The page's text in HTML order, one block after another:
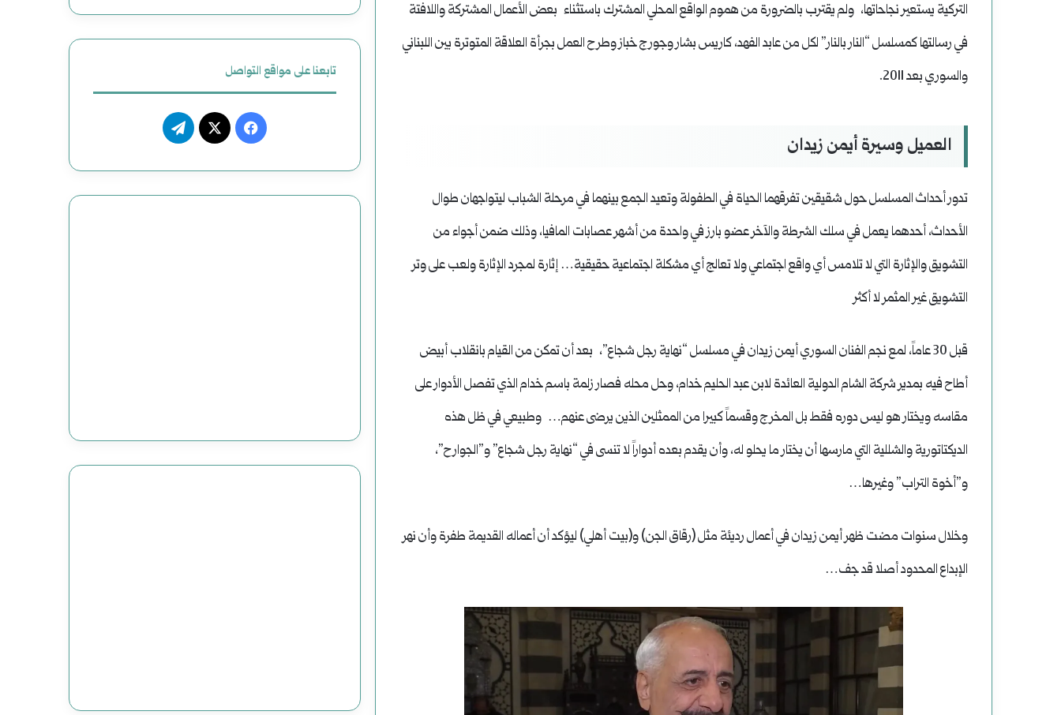
التركية يستعير نجاحاتها، ولم يقترب بالضرورة من هموم الواقع المحلي المشترك باستثناء بعض الأعمال المشتركة واللافتة
في رسالتها كمسلسل “النار بالنار” لكل من عابد الفهد، كاريس بشار وجورج خباز وطرح العمل بجرأة العلاقة المتوترة بين اللبناني
والسوري بعد 2011.
العميلوسيرة أيمن زيدان
تدور أحداث المسلسل حول شقيقين تفرقهما الحياة في الطفولة وتعيد الجمع بينهما في مرحلة الشباب ليتواجهان طوال
الأحداث، أحدهما يعمل في سلك الشرطة والآخر عضو بارز في واحدة من أشهر عصابات المافيا، وذلك ضمن أجواء من
التشويق والإثارة التي لا تلامس أي واقع اجتماعي ولا تعالج أي مشكلة اجتماعية حقيقية… إثارة لمجرد الإثارة ولعب على وتر
التشويق غير المثمر لا أكثر
قبل 30 عاماً، لمع نجم الفنان السوري أيمن زيدان في مسلسل “نهاية رجل شجاع”، بعد أن تمكن من القيام بانقلاب أبيض
أطاح فيه بمدير شركة الشام الدولية العائدة لابن عبد الحليم خدام، وحل محله فصار زلمة باسم خدام الذي تفصل الأدوار على
مقاسه ويختار هو ليس دوره فقط بل المخرج وقسماً كبيرا من الممثلين الذين يرضى عنهم… وطبيعي في ظل هذه
الديكتاتورية والشللية التي مارسها أن يختار ما يحلو له، وأن يقدم بعده أدواراً لا تنسى في “نهاية رجل شجاع” و”الجوارح”،
و”أخوة التراب” وغيرها…
وخلال سنوات مضت ظهر أيمن زيدان في أعمال رديئة مثل (رقاق الجن) و(بيت أهلي) ليؤكد أن أعماله القديمة طفرة وأن نهر
الإبداع المحدود أصلا قد جف…
تابعنا على مواقع التواصل
فيسبوك
‫X تيلقرام